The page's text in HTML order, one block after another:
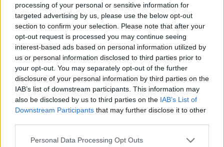
processing of your personal or sensitive information for
targeted advertising by us, please use the below opt-out
section to confirm your selection. Please note that after your
opt-out request is processed you may continue seeing
interest-based ads based on personal information utilized by
us or personal information disclosed to third parties prior to
your opt-out. You may separately opt-out of the further
disclosure of your personal information by third parties on the
IAB’s list of downstream participants. This information may
also be disclosed by us to third parties on the IAB’s List of
Downstream Participants that may further disclose it to other
Personal Data Processing Opt Outs
Dragoș Poteleanu,fost director
al CJAS Constanța: 6 ani de
închisoare pentru 102.300 de
euro și 24.000 de lei de la clinici